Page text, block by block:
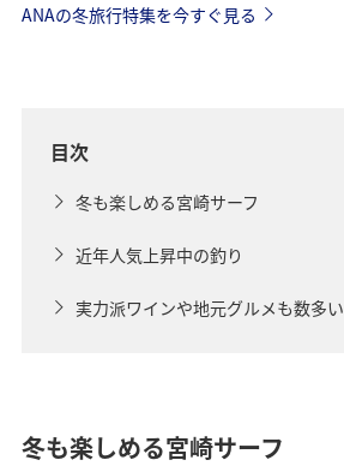
ANAの冬旅行特集を今すぐ見る
目次
冬も楽しめる宮崎サーフ
近年人気上昇中の釣り
実力派ワインや地元グルメも数多い
冬も楽しめる宮崎サーフ